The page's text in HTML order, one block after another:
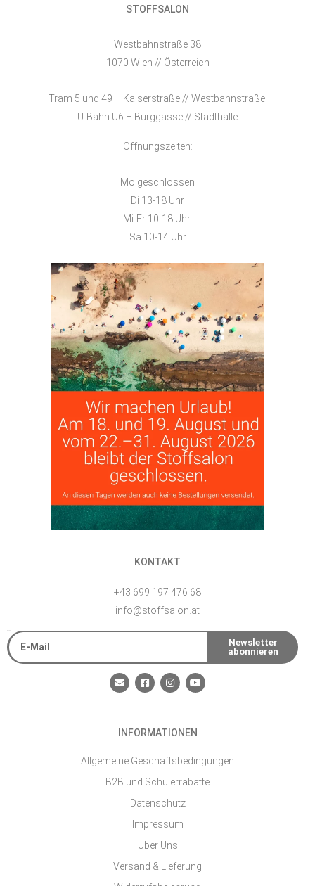
STOFFSALON
Westbahnstraße 38
1070 Wien // Österreich
Tram 5 und 49 – Kaiserstraße // Westbahnstraße
U-Bahn U6 – Burggasse // Stadthalle
Öffnungszeiten:
Mo geschlossen
Di 13-18 Uhr
Mi-Fr 10-18 Uhr
Sa 10-14 Uhr
KONTAKT
+43 699 197 476 68
info@stoffsalon.at
Newsletter
abonnieren
E
n
o
F
a
o
-
q
a
r
e
I
n
g
m
Y
o
b
INFORMATIONEN
Allgemeine Geschäftsbedingungen
B2B und Schülerrabatte
Datenschutz
Impressum
Über Uns
Versand & Lieferung